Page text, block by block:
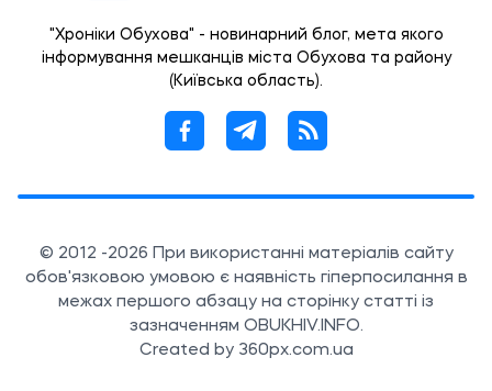
"Хроніки Обухова" - новинарний блог, мета якого
інформування мешканців міста Обухова та району
(Київська область).
© 2012 -2026 При використанні матеріалів сайту
обов'язковою умовою є наявність гіперпосилання в
межах першого абзацу на сторінку статті із
зазначенням OBUKHIV.INFO.
Created by 360px.com.ua